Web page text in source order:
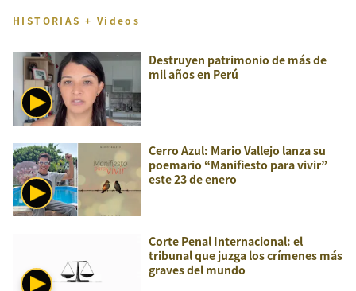
HISTORIAS + Videos
Destruyen patrimonio de más de
mil años en Perú
Cerro Azul: Mario Vallejo lanza su
poemario “Manifiesto para vivir”
este 23 de enero
Corte Penal Internacional: el
tribunal que juzga los crímenes más
graves del mundo